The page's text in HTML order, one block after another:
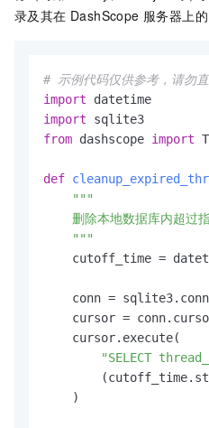
录及其在 DashScope 服务器上的
# 示例代码仅供参考，请勿
import
import
from dashscope import
def
"""
删除本地数据库内超过
    """
cutoff_time =
conn =
cursor =
    cursor.execute(
"SELECT
    )